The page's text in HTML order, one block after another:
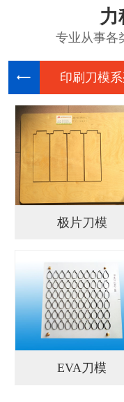
力
专业从事各
印刷刀模
极片刀模
EVA刀模